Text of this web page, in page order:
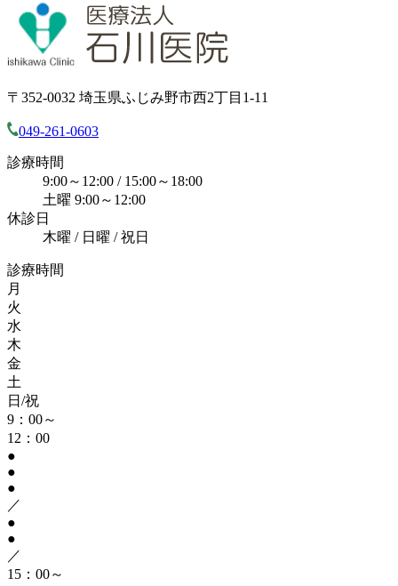
〒352-0032 埼玉県ふじみ野市西2丁目1-11
049-261-0603
診療時間
9:00～12:00 / 15:00～18:00
土曜 9:00～12:00
休診日
木曜 / 日曜 / 祝日
診療時間
月
火
水
木
金
土
日/祝
9：00～
12：00
●
●
●
／
●
●
／
15：00～